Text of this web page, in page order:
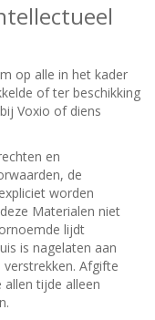
op alle in het kader
of ter beschikking
Voxio of diens
en
de
worden
Materialen niet
lijdt
is nagelaten aan
Afgifte
tijde alleen